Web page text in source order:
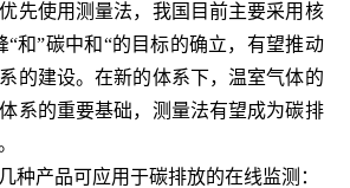
先使用测量法，我国目前主要采用核
“和”碳中和“的目标的确立，有望推动
的建设。在新的体系下，温室气体的
系的重要基础，测量法有望成为碳排
种产品可应用于碳排放的在线监测：